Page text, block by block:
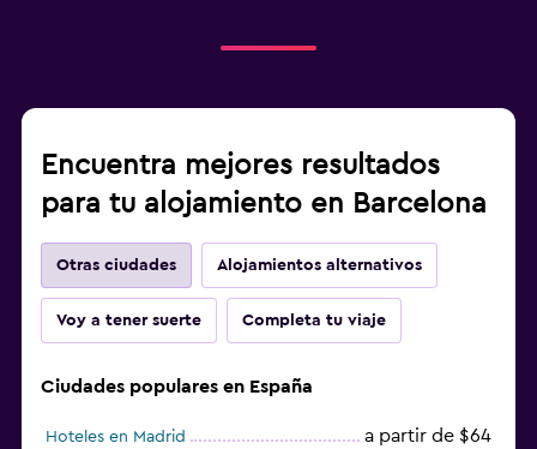
Encuentra mejores resultados
para tu alojamiento en Barcelona
Otras ciudades Alojamientos alternativos
Voy a tener suerte Completa tu viaje
Ciudades populares en España
Hoteles en Madrid a partir de $64